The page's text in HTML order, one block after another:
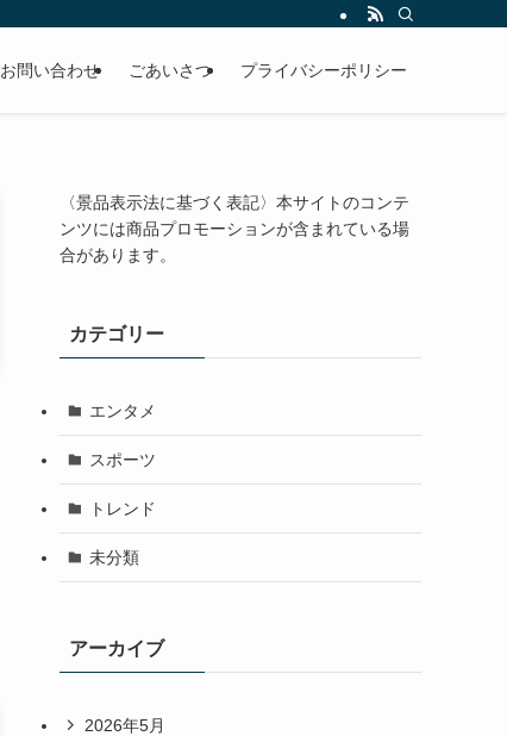
お問い合わせ ごあいさつ プライバシーポリシー
〈景品表示法に基づく表記〉本サイトのコンテ
ンツには商品プロモーションが含まれている場
合があります。
カテゴリー
エンタメ
スポーツ
トレンド
未分類
アーカイブ
2026年5月